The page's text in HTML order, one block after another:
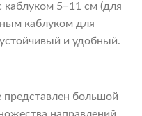
5−11 см (для
каблуком для
и удобный.
представлен большой
направлений.